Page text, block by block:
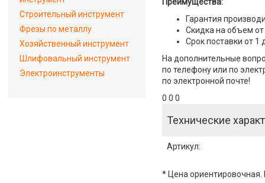
Гарантия
Скидка на объем от
Срок поставки от 1
На дополнительные
по телефону или по
по электронной почте!
0 0 0
Технические
Артикул:
* Цена ориентировочная.
Строительный инструмент
Фрезы по металлу
Хозяйственный инструмент
Шлифовальный инструмент
Электроинструменты